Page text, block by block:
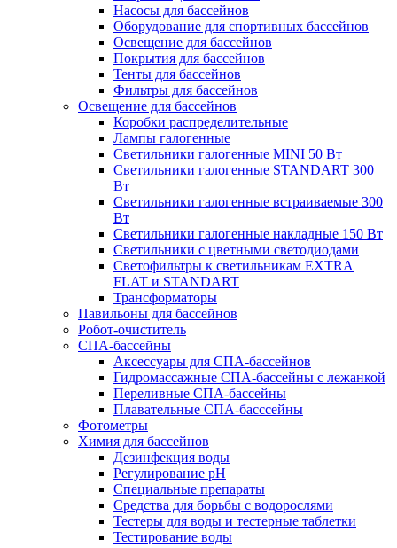
Насосы для бассейнов
Оборудование для спортивных бассейнов
Освещение для бассейнов
Покрытия для бассейнов
Тенты для бассейнов
Фильтры для бассейнов
Освещение для бассейнов
Коробки распределительные
Лампы галогенные
Светильники галогенные MINI 50 Вт
Светильники галогенные STANDART 300
Вт
Светильники галогенные встраиваемые 300
Вт
Светильники галогенные накладные 150 Вт
Светильники с цветными светодиодами
Светофильтры к светильникам EXTRA
FLAT и STANDART
Трансформаторы
Павильоны для бассейнов
Робот-очиститель
СПА-бассейны
Аксессуары для СПА-бассейнов
Гидромассажные СПА-бассейны с лежанкой
Переливные СПА-бассейны
Плавательные СПА-басссейны
Фотометры
Химия для бассейнов
Дезинфекция воды
Регулирование pH
Специальные препараты
Средства для борьбы с водорослями
Тестеры для воды и тестерные таблетки
Тестирование воды